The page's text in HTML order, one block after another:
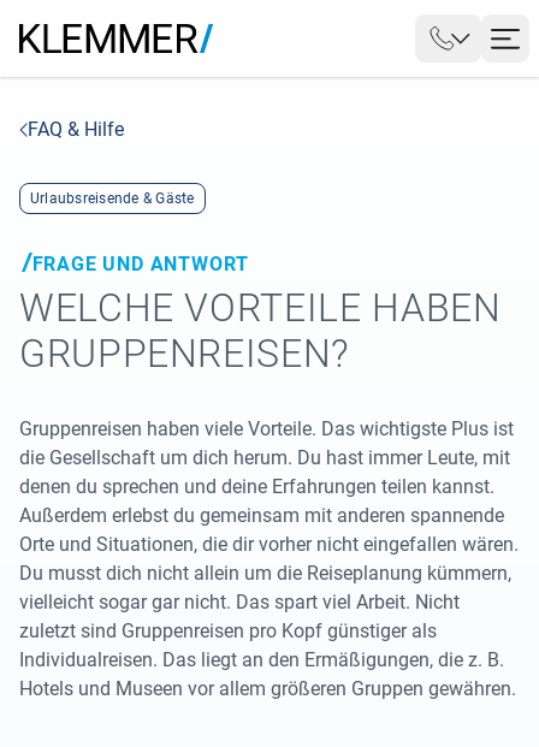
FAQ & Hilfe
Urlaubsreisende & Gäste
FRAGE UND ANTWORT
WELCHE VORTEILE HABEN
GRUPPENREISEN?
Gruppenreisen haben viele Vorteile. Das wichtigste Plus ist
die Gesellschaft um dich herum. Du hast immer Leute, mit
denen du sprechen und deine Erfahrungen teilen kannst.
Außerdem erlebst du gemeinsam mit anderen spannende
Orte und Situationen, die dir vorher nicht eingefallen wären.
Du musst dich nicht allein um die Reiseplanung kümmern,
vielleicht sogar gar nicht. Das spart viel Arbeit. Nicht
zuletzt sind Gruppenreisen pro Kopf günstiger als
Individualreisen. Das liegt an den Ermäßigungen, die z. B.
Hotels und Museen vor allem größeren Gruppen gewähren.